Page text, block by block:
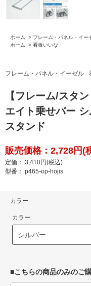
ホーム > フレーム・パネル・イー
ホーム
> 看板いいな
フレーム・パネル・イーゼル
【フレーム/スタ
エイト乗せバー
スタンド
販売価格：2,728円(
定価： 3,410円(税込)
型番： p465-op-hojis
カラー
カラー
■こちらの商品のみのご